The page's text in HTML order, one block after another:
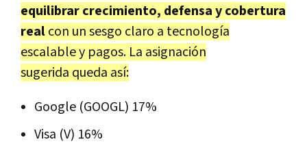
equilibrar crecimiento, defensa y cobertura
realcon un sesgo claro a tecnología
escalable y pagos. La asignación
sugerida queda así:
Google (GOOGL) 17%
Visa (V) 16%